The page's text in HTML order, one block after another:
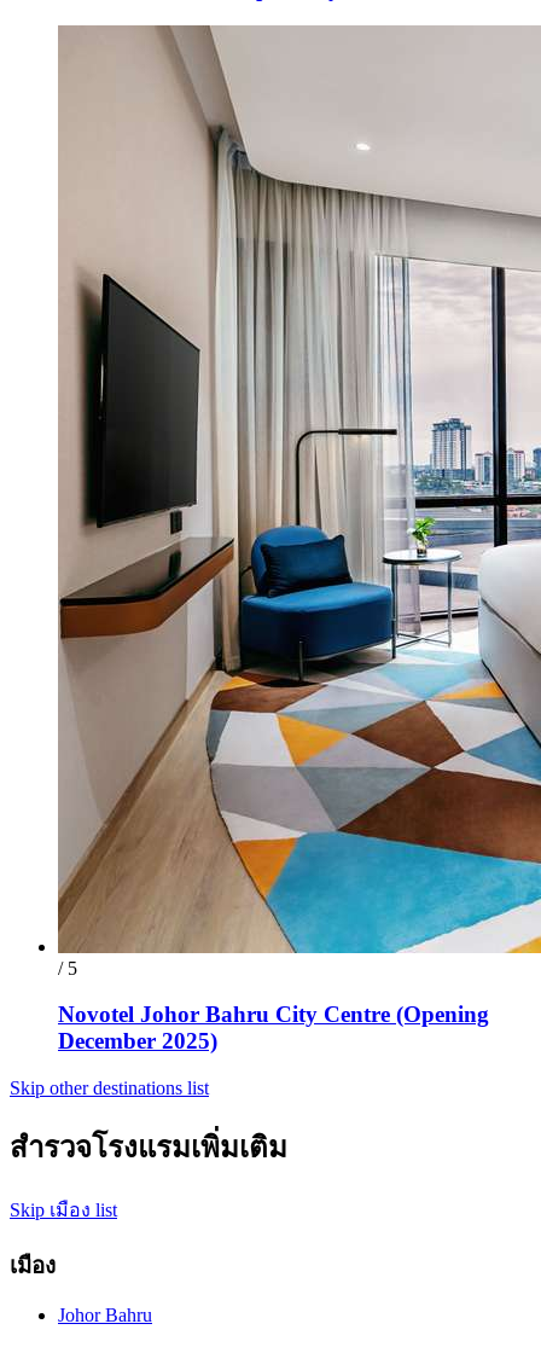
/ 5
Novotel Johor Bahru City Centre (Opening
December 2025)
Skip other destinations list
สำรวจโรงแรมเพิ่มเติม
Skip เมือง list
เมือง
Johor Bahru